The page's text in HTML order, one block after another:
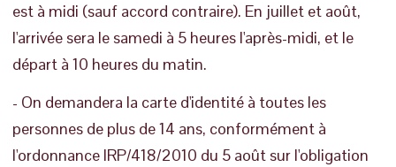
est à midi (sauf accord contraire). En juillet et août,
l'arrivée sera le samedi à 5 heures l'après-midi, et le
départ à 10 heures du matin.
- On demandera la carte d'identité à toutes les
personnes de plus de 14 ans, conformément à
l'ordonnance IRP/418/2010 du 5 août sur l'obligation